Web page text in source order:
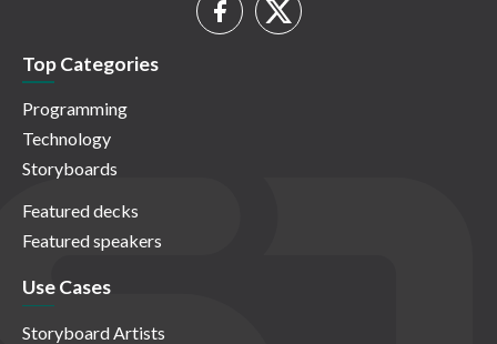
Top Categories
Programming
Technology
Storyboards
Featured decks
Featured speakers
Use Cases
Storyboard Artists